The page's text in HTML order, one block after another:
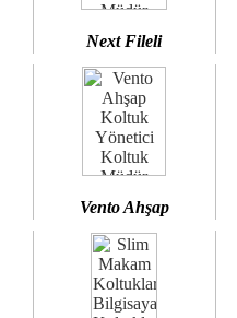
Next Fileli
Vento Ahşap